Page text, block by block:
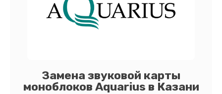
Замена звуковой карты
моноблоков Aquarius в Казани